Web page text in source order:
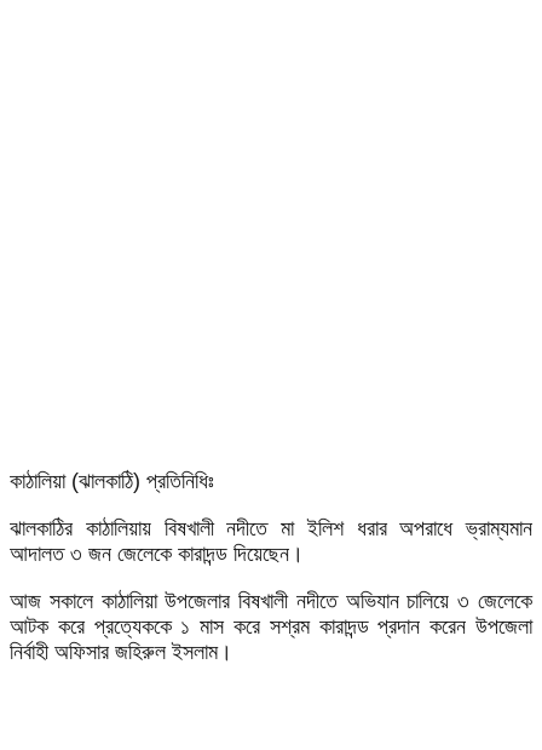
কাঠালিয়া (ঝালকাঠি) প্রতিনিধিঃ
ঝালকাঠির কাঠালিয়ায় বিষখালী নদীতে মা ইলিশ ধরার অপরাধে ভ্রাম্যমান
আদালত ৩ জন জেলেকে কারাদন্ড দিয়েছেন।
আজ সকালে কাঠালিয়া উপজেলার বিষখালী নদীতে অভিযান চালিয়ে ৩ জেলেকে
আটক করে প্রত্যেককে ১ মাস করে সশ্রম কারাদন্ড প্রদান করেন উপজেলা
নির্বাহী অফিসার জহিরুল ইসলাম।